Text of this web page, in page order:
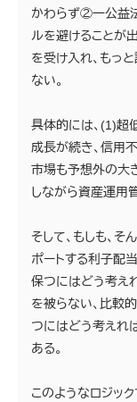
かわらず②一公益
ルを避けることが
を受け入れ、もっ
ない。
具体的には、(1)超
成長が続き、信用
市場も予想外の大
しながら資産運用
そして、もしも、
ポートする利子配
保つにはどう考え
を被らない、比較
つにはどう考えれ
ある。
このようなロジッ